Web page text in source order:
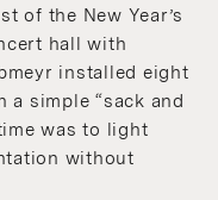
of the New Year’s
hall with
installed eight
a simple “sack and
was to light
without